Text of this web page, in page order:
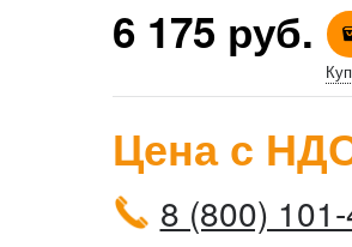
6 175 руб.
Цена с
8 (800)